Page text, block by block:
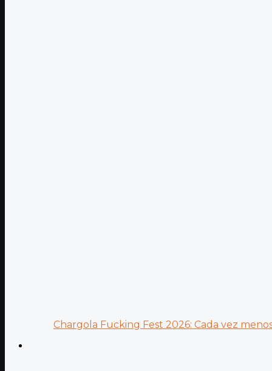
Chargola Fucking Fest 2026: Cada vez